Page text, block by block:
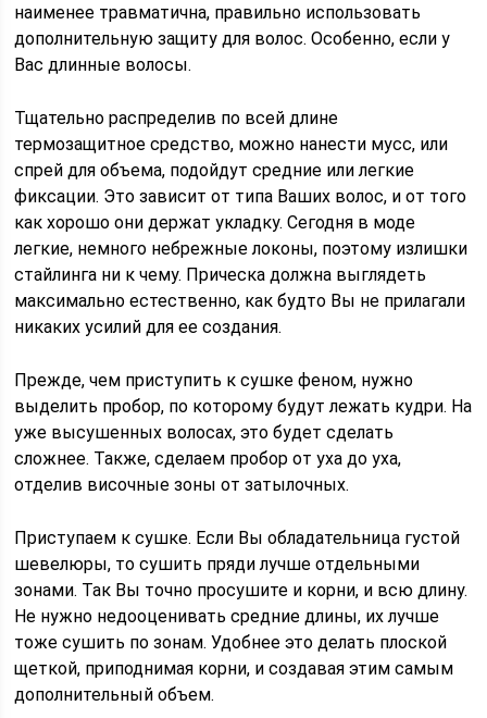
наименее травматична, правильно использовать
дополнительную защиту для волос. Особенно, если у
Вас длинные волосы.
Тщательно распределив по всей длине
термозащитное средство, можно нанести мусс, или
спрей для объема, подойдут средние или легкие
фиксации. Это зависит от типа Ваших волос, и от того
как хорошо они держат укладку. Сегодня в моде
легкие, немного небрежные локоны, поэтому излишки
стайлинга ни к чему. Прическа должна выглядеть
максимально естественно, как будто Вы не прилагали
никаких усилий для ее создания.
Прежде, чем приступить к сушке феном, нужно
выделить пробор, по которому будут лежать кудри. На
уже высушенных волосах, это будет сделать
сложнее. Также, сделаем пробор от уха до уха,
отделив височные зоны от затылочных.
Приступаем к сушке. Если Вы обладательница густой
шевелюры, то сушить пряди лучше отдельными
зонами. Так Вы точно просушите и корни, и всю длину.
Не нужно недооценивать средние длины, их лучше
тоже сушить по зонам. Удобнее это делать плоской
щеткой, приподнимая корни, и создавая этим самым
дополнительный объем.